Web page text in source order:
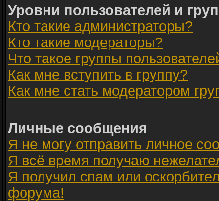
Уровни пользователей и
Кто такие администраторы?
Кто такие модераторы?
Что такое группы
Как мне вступить в группу?
Как мне стать модератором
Личные сообщения
Я не могу отправить личное
Я всё время получаю
Я получил спам или
форума!